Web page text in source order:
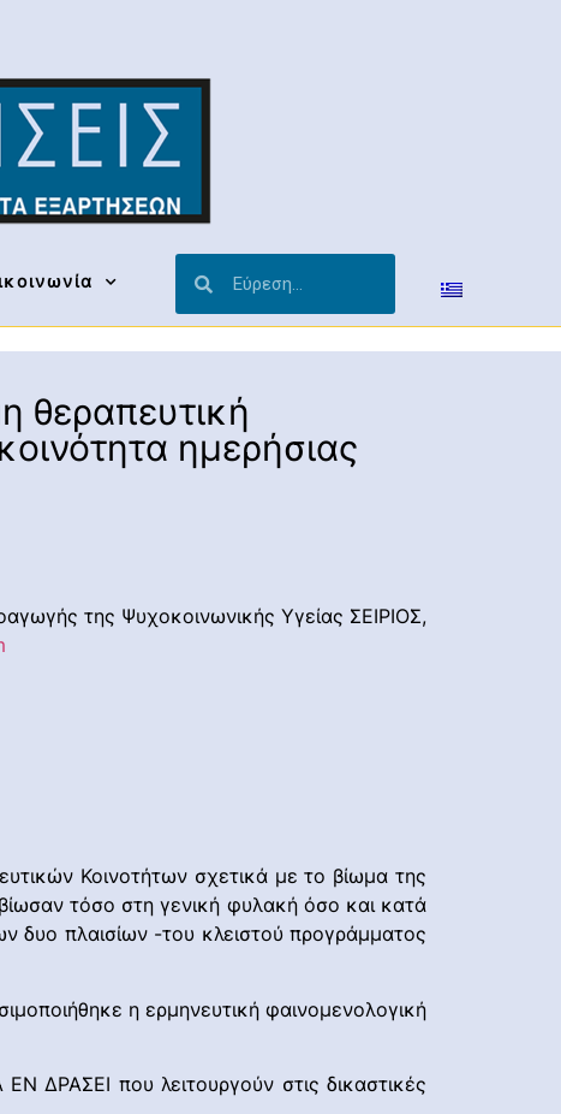
θεραπευτική
ημερήσιας
της Ψυχοκοινωνικής Υγείας ΣΕΙΡΙΟΣ,
Κοινοτήτων σχετικά με το βίωμα της
τόσο στη γενική φυλακή όσο και κατά
δυο πλαισίων -του κλειστού προγράμματος
η ερμηνευτική φαινομενολογική
που λειτουργούν στις δικαστικές